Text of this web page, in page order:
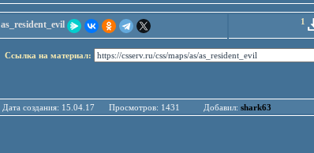
as_resident_evil 1
Ссылка на материал:
Дата создания: 15.04.17 Просмотров: 1431 Добавил: shark63